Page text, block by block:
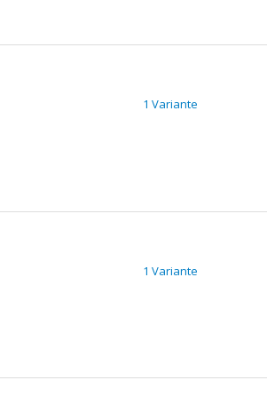
1 Variante
1 Variante